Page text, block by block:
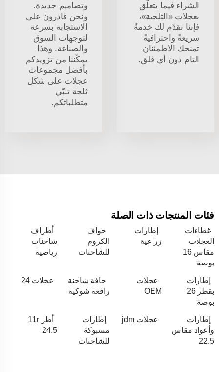
الشراء فيما يتعلّق
بعجلات «الثلجية»،
فإننا نقدّم لك خدمةً
سريعةً واحترافيةً
تمنحك الاطمئنان
التام دون أي قلق.
وتصاميم جديدة.
ونحن قادرون على
الاستجابة بسرعة
لتوجهات السوق
والصناعة. وهذا
يمكّننا من تزويدكم
بأفضل مجموعات
عجلات على شكل
ثلجة تلبّي
متطلباتكم.
فئات المنتجات ذات الصلة
غطاءات
العجلات
مقاس 16
بوصة
إطارات
زراعية
حواف
الكروم
للشاحنات
أطراف
شاحنات
رياضية
إطارات
بقطر 26
بوصة
عجلات
OEM
حافة شاحنة
رافعة شوكية
عجلات 24
إطارات
وأعواد مقاس
22.5
عجلات jdm
إطارات
مسبوكة
للشاحنات
أطر 11r
24.5